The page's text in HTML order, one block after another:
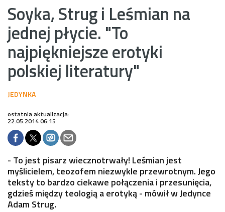
Soyka, Strug i Leśmian na
jednej płycie. "To
najpiękniejsze erotyki
polskiej literatury"
ostatnia aktualizacja:
22.05.2014 06:15
- To jest pisarz wiecznotrwały! Leśmian jest
myślicielem, teozofem niezwykle przewrotnym. Jego
teksty to bardzo ciekawe połączenia i przesunięcia,
gdzieś między teologią a erotyką - mówił w Jedynce
Adam Strug.